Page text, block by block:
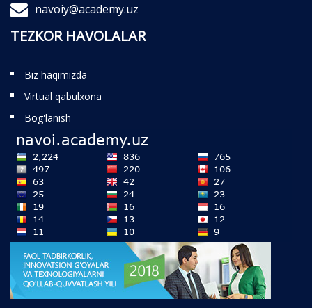
navoiy@academy.uz
TEZKOR HAVOLALAR
Biz haqimizda
Virtual qabulxona
Bog'lanish